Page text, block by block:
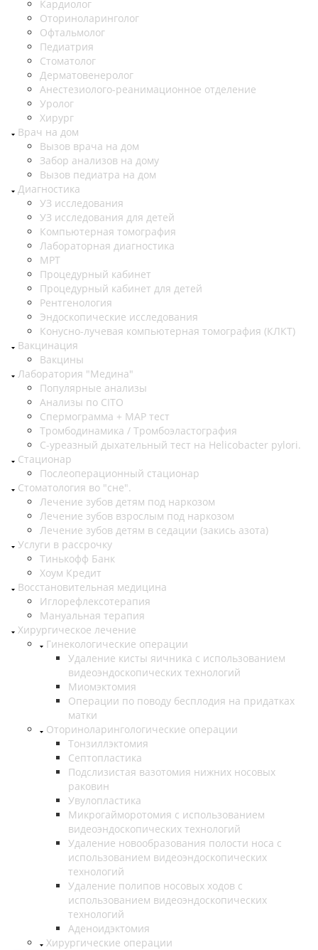
Кардиолог
Оториноларинголог
Офтальмолог
Педиатрия
Стоматолог
Дерматовенеролог
Анестезиолого-реанимационное отделение
Уролог
Хирург
Врач на дом
Вызов врача на дом
Забор анализов на дому
Вызов педиатра на дом
Диагностика
УЗ исследования
УЗ исследования для детей
Компьютерная томография
Лабораторная диагностика
МРТ
Процедурный кабинет
Процедурный кабинет для детей
Рентгенология
Эндоскопические исследования
Конусно-лучевая компьютерная томография (КЛКТ)
Вакцинация
Вакцины
Лаборатория "Медина"
Популярные анализы
Анализы по CITO
Спермограмма + МАР тест
Тромбодинамика / Тромбоэластография
С-уреазный дыхательный тест на Helicobacter pylori.
Стационар
Послеоперационный стационар
Стоматология во "сне".
Лечение зубов детям под наркозом
Лечение зубов взрослым под наркозом
Лечение зубов детям в седации (закись азота)
Услуги в рассрочку
Тинькофф Банк
Хоум Кредит
Восстановительная медицина
Иглорефлексотерапия
Мануальная терапия
Хирургическое лечение
Гинекологические операции
Удаление кисты яичника с использованием
видеоэндоскопических технологий
Миомэктомия
Операции по поводу бесплодия на придатках
матки
Оториноларингологические операции
Тонзиллэктомия
Септопластика
Подслизистая вазотомия нижних носовых
раковин
Увулопластика
Микрогайморотомия с использованием
видеоэндоскопических технологий
Удаление новообразования полости носа с
использованием видеоэндоскопических
технологий
Удаление полипов носовых ходов с
использованием видеоэндоскопических
технологий
Аденоидэктомия
Хирургические операции